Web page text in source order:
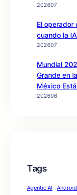
202607
El operador
cuando la
202607
Mundial
Grande en
México
202606
Tags
Agentic AI Android